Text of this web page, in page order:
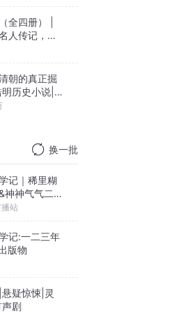
全四册） |
人传记，曾
世全传
朝的真正掘
历史小说|有
曾国藩李鸿
换一批
记｜稀里糊
神神气气二年
站
记:一二三年
版物
疑惊悚|灵
剧